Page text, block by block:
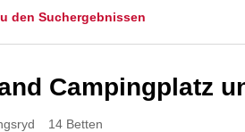
den Suchergebnissen
Campingplatz
14 Betten